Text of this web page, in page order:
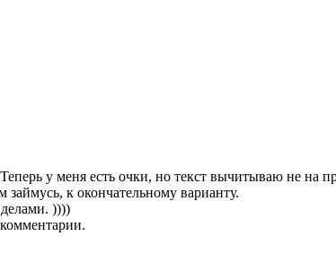
у меня есть очки, но текст вычитываю не на
к окончательному варианту.
))))